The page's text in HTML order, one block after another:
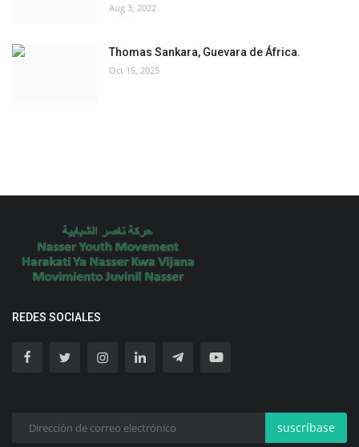
Aug 3, 2022
Thomas Sankara, Guevara de África.
Oct 15, 2025
REDES SOCIALES
suscríbase